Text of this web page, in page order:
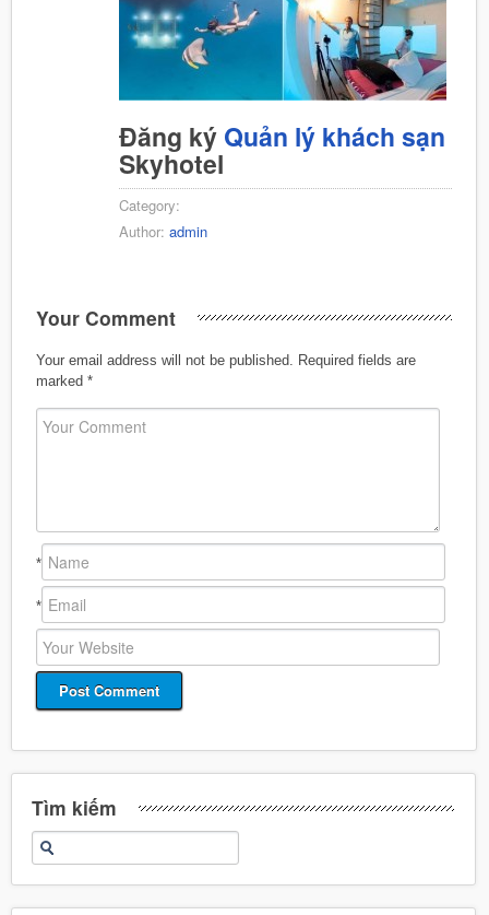
Đăng ký Quản lý khách sạn
Skyhotel
Category:
Author: admin
Your Comment
Your email address will not be published.
Required fields are
marked *
*
*
Tìm kiếm